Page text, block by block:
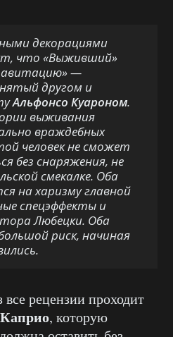
декорациями
что «Выживший»
» —
другом и
Альфонсо Куароном.
выживания
враждебных
человек не сможет
без снаряжения, не
смекалке. Оба
на харизму главной
спецэффекты и
Любецки. Оба
риск, начиная
рецензии проходит
, которую